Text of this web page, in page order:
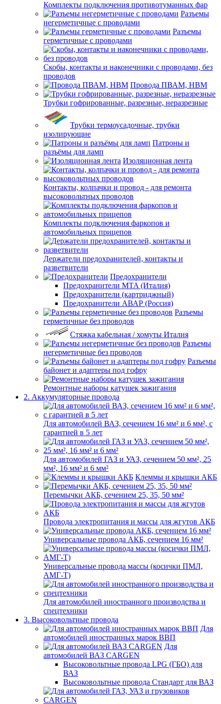
Комплекты подключения противотуманных фар
Разъемы
негерметичные с проводами
Разъемы
герметичные с проводами
Скобы, контакты и наконечники с проводами, без
проводов
Провода ПВАМ, НВМ
Трубки гофрированные, разрезные, неразрезные
Трубки термоусадочные, трубки
изолирующие
Патроны и
разъёмы для ламп
Изоляционная лента
Контакты, колпачки и провод - для ремонта
высоковольтных проводов
Комплекты подключения фаркопов и
автомобильных прицепов
Держатели предохранителей, контакты и
разветвители
Предохранители
Предохранители MTA (Италия)
Предохранители (картриджный)
Предохранители АВАР (Россия)
Разъемы
герметичные без проводов
Стяжка кабельная / хомуты Италия
Разъемы
негерметичные без проводов
Разъемы
байонет и адаптеры под гофру
Ремонтные наборы катушек зажигания
2. Аккумуляторные провода
Для автомобилей ВАЗ, сечением 16 мм² и 6 мм², с
гарантией в 5 лет
Для автомобилей ГАЗ и УАЗ, сечением 50 мм², 25
мм², 16 мм² и 6 мм²
Клеммы и крышки АКБ
Перемычки АКБ, сечением 25, 35, 50 мм²
Провода электропитания и массы для жгутов АКБ
Универсальные провода АКБ, сечением 16 мм²
Универсальные провода массы (косички ПМЛ,
АМГ-Т)
Для автомобилей иностранного производства и
спецтехники
3. Высоковольтные провода
Для
автомобилей иностранных марок ВВП
Для
автомобилей ВАЗ CARGEN
Высоковольтные провода LPG (ГБО) для
ВАЗ
Высоковольтные провода Стандарт для ВАЗ